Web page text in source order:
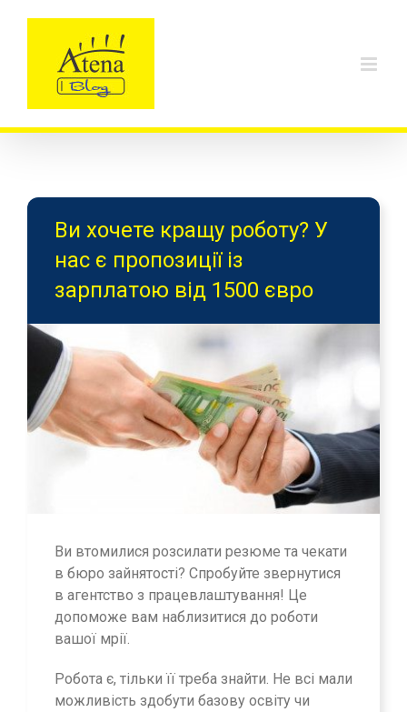
Ви хочете кращу роботу? У
нас є пропозиції із
зарплатою від 1500 євро
Ви втомилися розсилати резюме та чекати
в бюро зайнятості? Спробуйте звернутися
в агентство з працевлаштування! Це
допоможе вам наблизитися до роботи
вашої мрії.
Робота є, тільки її треба знайти. Не всі мали
можливість здобути базову освіту чи